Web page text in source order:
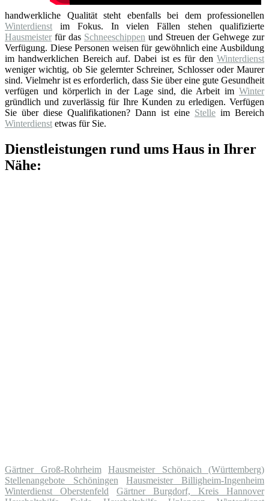
handwerkliche Qualität steht ebenfalls bei dem professionellen
Winterdienst im Fokus. In vielen Fällen stehen qualifizierte
Hausmeister für das Schneeschippen und Streuen der Gehwege zur
Verfügung. Diese Personen weisen für gewöhnlich eine Ausbildung
im handwerklichen Bereich auf. Dabei ist es für den Winterdienst
weniger wichtig, ob Sie gelernter Schreiner, Schlosser oder Maurer
sind. Vielmehr ist es erforderlich, dass Sie über eine gute Gesundheit
verfügen und körperlich in der Lage sind, die Arbeit im Winter
gründlich und zuverlässig für Ihre Kunden zu erledigen. Verfügen
Sie über diese Qualifikationen? Dann ist eine Stelle im Bereich
Winterdienst etwas für Sie.
Dienstleistungen rund ums Haus in Ihrer
Nähe:
Gärtner Groß-Rohrheim
Hausmeister Schönaich (Württemberg)
Stellenangebote Schöningen
Hausmeister Billigheim-Ingenheim
Winterdienst Oberstenfeld
Gärtner Burgdorf, Kreis Hannover